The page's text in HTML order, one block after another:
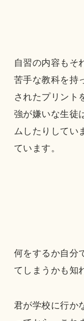
自習の内容もそ
苦手な教科を持
されたプリント
強が嫌いな生徒
ムしたりしてい
ています。
何をするか自分
てしまうかも知
君が学校に行か